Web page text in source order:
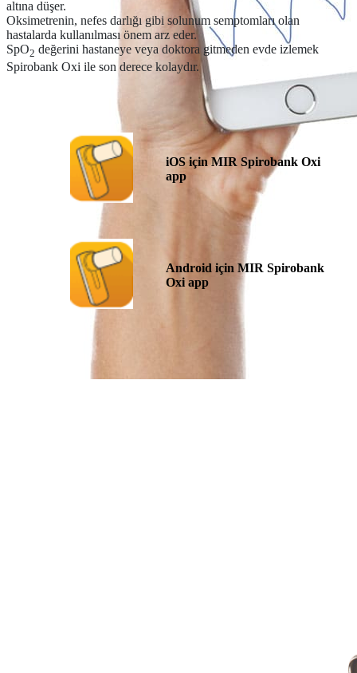
altına düşer.
Oksimetrenin, nefes darlığı gibi solunum semptomları olan
hastalarda kullanılması önem arz eder.
SpO2 değerini hastaneye veya doktora gitmeden evde izlemek
Spirobank Oxi ile son derece kolaydır.
iOS için MIR Spirobank Oxi
app
Android için MIR Spirobank
Oxi app